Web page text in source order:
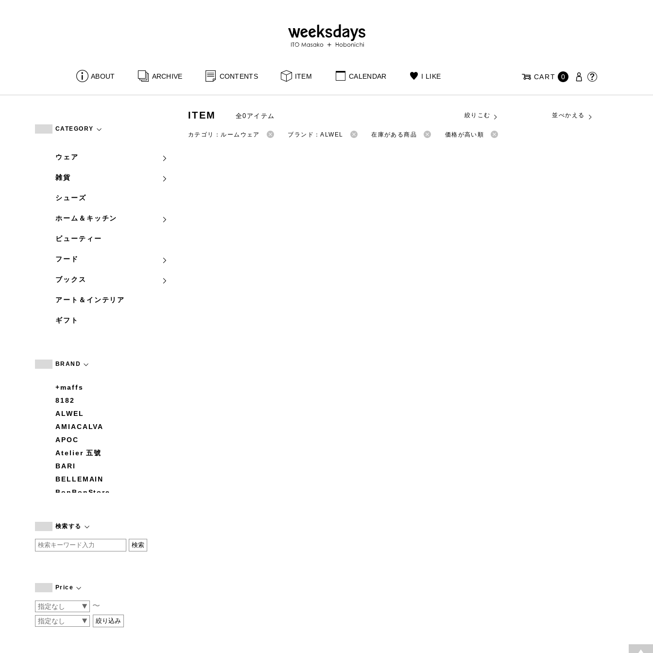
ABOUT ARCHIVE CONTENTS ITEM CALENDAR I LIKE CART 0
CATEGORY
ウェア
雑貨
シューズ
ホーム＆キッチン
ビューティー
フード
ブックス
アート＆インテリア
ギフト
BRAND
+maffs
8182
ALWEL
AMIACALVA
APOC
Atelier 五號
BARI
BELLEMAIN
BonBonStore
by basics
CATWORTH
COGTHEBIGSMOKE
CONVERSE
DEAN & DELUCA
検索する
Price
〜
ITEM 全0アイテム 絞りこむ 並べかえる
カテゴリ：ルームウェア ブランド：ALWEL 在庫がある商品 価格が高い順